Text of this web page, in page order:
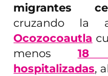
migrantes
cruzando la
Ocozocoautla
menos 18
hospitalizadas,